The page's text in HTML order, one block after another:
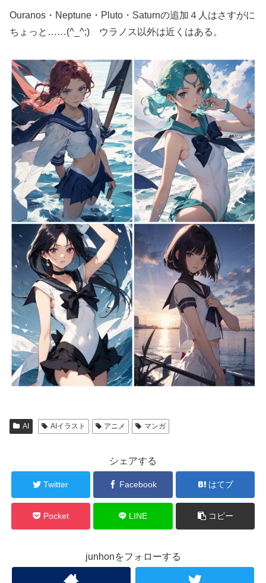
Ouranos・Neptune・Pluto・Saturnの追加４人はさすがに
ちょっと……(^_^;) ウラノス以外は近くはある。
AI AIイラスト アニメ マンガ
シェアする
Twitter Facebook はてブ
Pocket LINE コピー
junhonをフォローする